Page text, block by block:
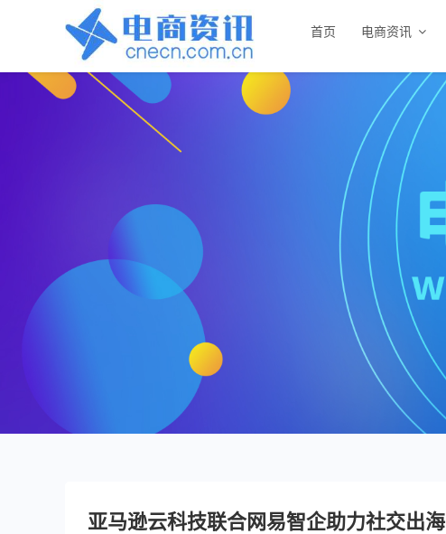
首页 电商资讯
亚马逊云科技联合网易智企助力社交出海